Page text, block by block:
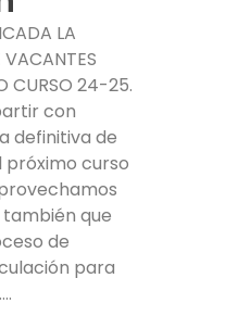
LA
VACANTES
CURSO 24-25.
con
definitiva de
curso
que
de
para